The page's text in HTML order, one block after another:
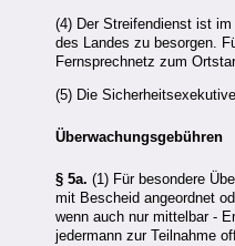
(4) Der Streifendienst ist
des Landes zu besorgen.
Fernsprechnetz zum
(5) Die
Überwachungsgebühren
§ 5a. (1) Für besondere
mit Bescheid angeordnet
wenn auch nur mittelbar -
jedermann zur Teilnahme